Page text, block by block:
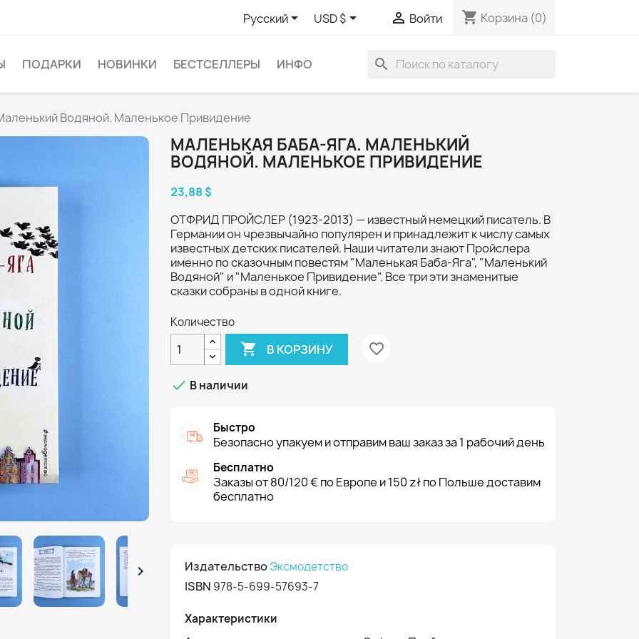
Русский USD $  Войти shopping_cart Корзина (0)
ПОДАРКИ НОВИНКИ БЕСТСЕЛЛЕРЫ ИНФО search
Водяной. Маленькое Привидение

МАЛЕНЬКАЯ БАБА-ЯГА. МАЛЕНЬКИЙ
ВОДЯНОЙ. МАЛЕНЬКОЕ ПРИВИДЕНИЕ
23,88 $
ОТФРИД ПРОЙСЛЕР (1923-2013) — известный немецкий писатель. В
Германии он чрезвычайно популярен и принадлежит к числу самых
известных детских писателей. Наши читатели знают Пройслера
именно по сказочным повестям "Маленькая Баба-Яга", "Маленький
Водяной" и "Маленькое Привидение". Все три эти знаменитые
сказки собраны в одной книге.
Количество
 В КОРЗИНУ favorite_border
 В наличии
Быстро
Безопасно упакуем и отправим ваш заказ за 1 рабочий день
Бесплатно
Заказы от 80/120 € по Европе и 150 zł по Польше доставим
бесплатно
ИздательствоЭксмодетство
ISBN 978-5-699-57693-7
Характеристики